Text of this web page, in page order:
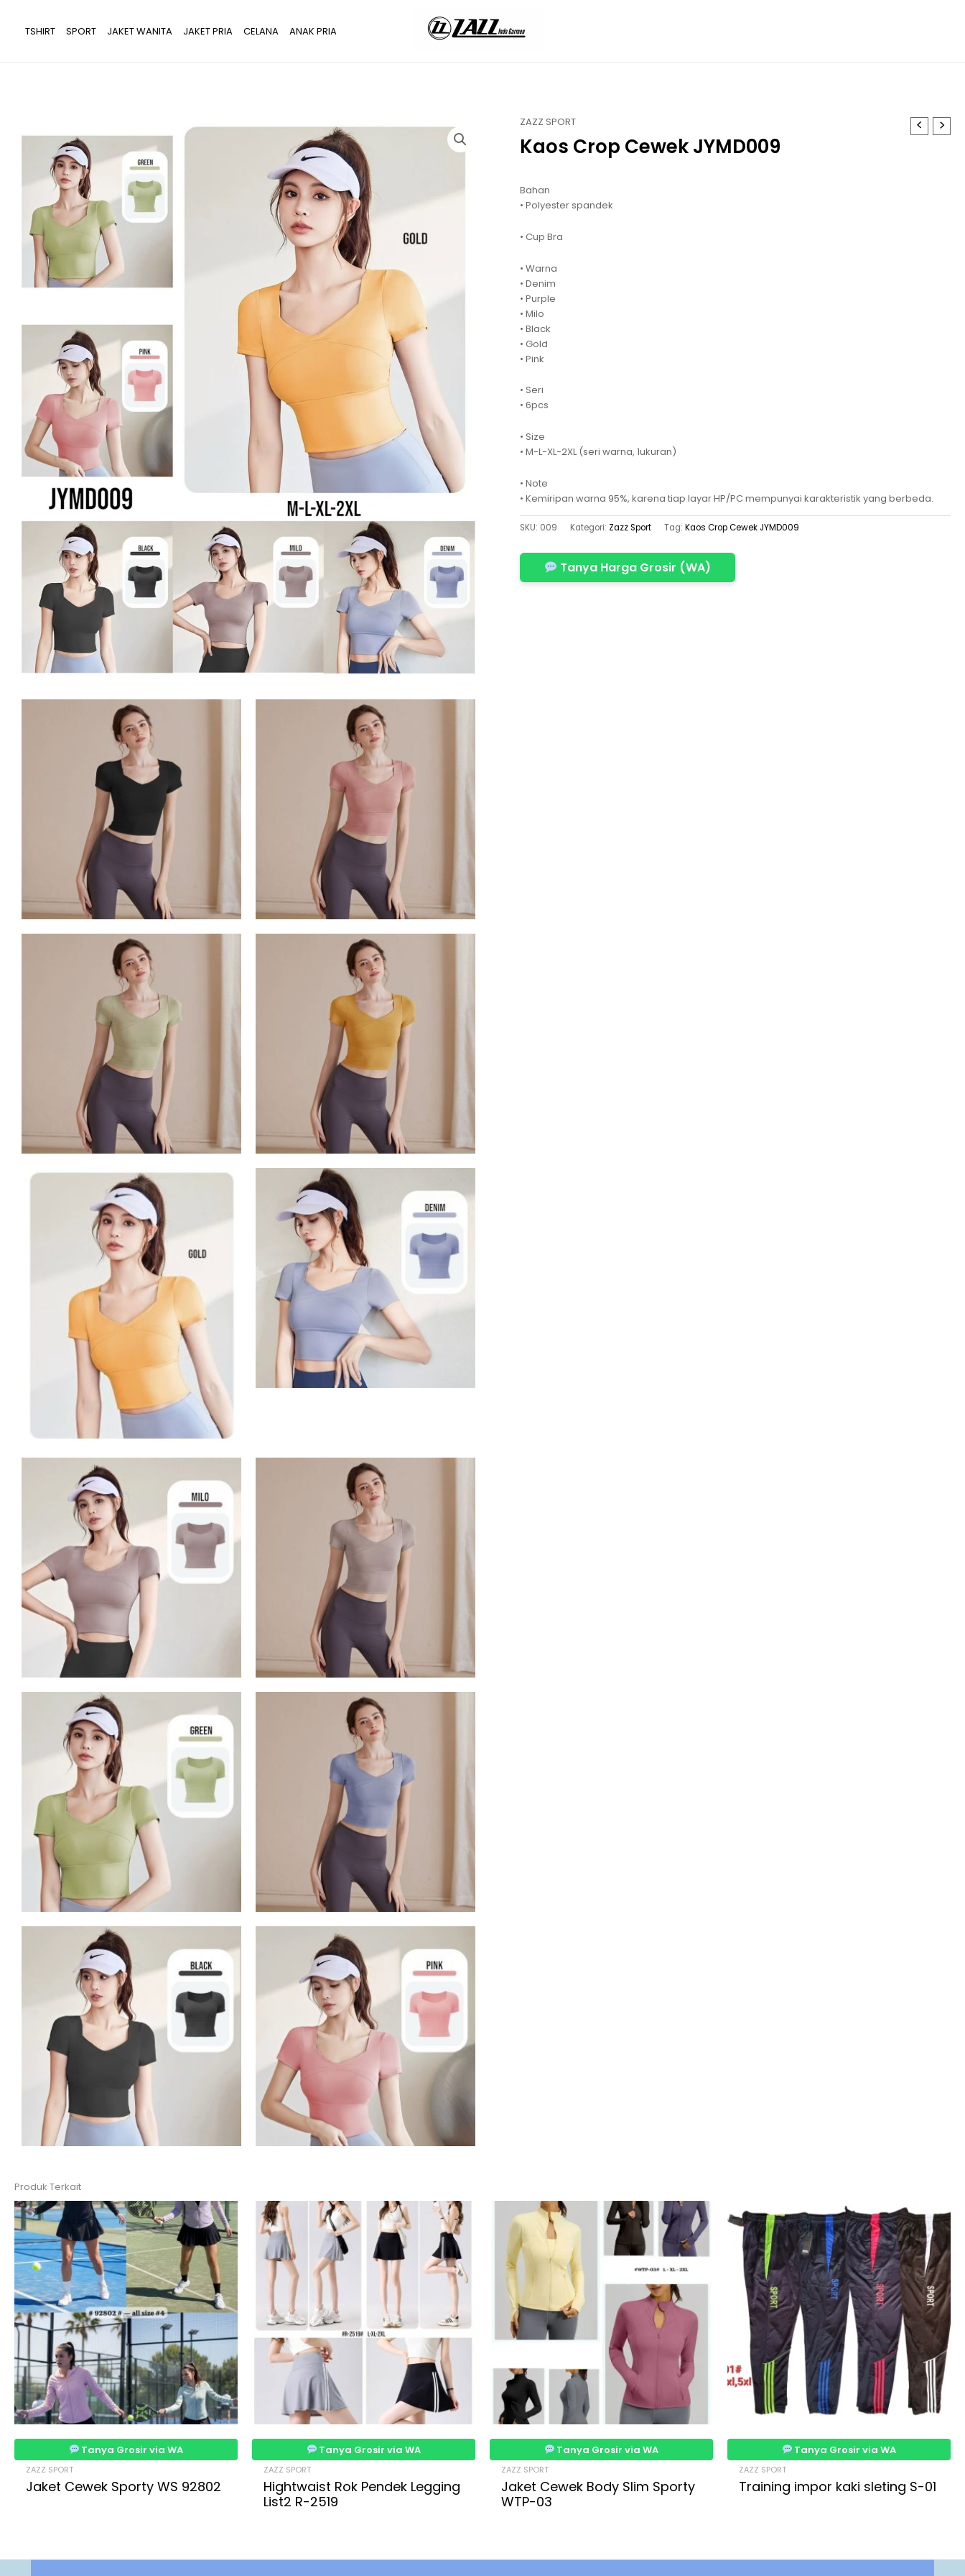
kontenTSHIRT SPORT JAKET WANITA JAKET PRIA CELANA ANAK PRIA
ZAZZ SPORT
Kaos Crop Cewek JYMD009
Bahan
• Polyester spandek
• Cup Bra
• Warna
• Denim
• Purple
• Milo
• Black
• Gold
• Pink
• Seri
• 6pcs
• Size
• M-L-XL-2XL (seri warna, 1ukuran)
• Note
• Kemiripan warna 95%, karena tiap layar HP/PC mempunyai karakteristik yang berbeda.
SKU: 009 Kategori: Zazz Sport Tag:Kaos Crop Cewek JYMD009
Tanya Harga Grosir (WA)
Produk Terkait
Tanya Grosir via WA
ZAZZ SPORT
Jaket Cewek Sporty WS 92802
Tanya Grosir via WA
ZAZZ SPORT
Hightwaist Rok Pendek Legging
List2 R-2519
Tanya Grosir via WA
ZAZZ SPORT
Jaket Cewek Body Slim Sporty
WTP-03
Tanya Grosir via WA
ZAZZ SPORT
Training impor kaki sleting S-01